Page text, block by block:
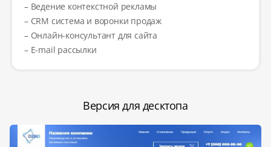
– Ведение контекстной рекламы
– CRM система и воронки продаж
– Онлайн-консультант для сайта
– E-mail рассылки
Версия для десктопа